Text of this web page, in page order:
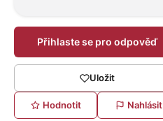
Přihlaste se pro odpověď
Uložit
Hodnotit Nahlásit